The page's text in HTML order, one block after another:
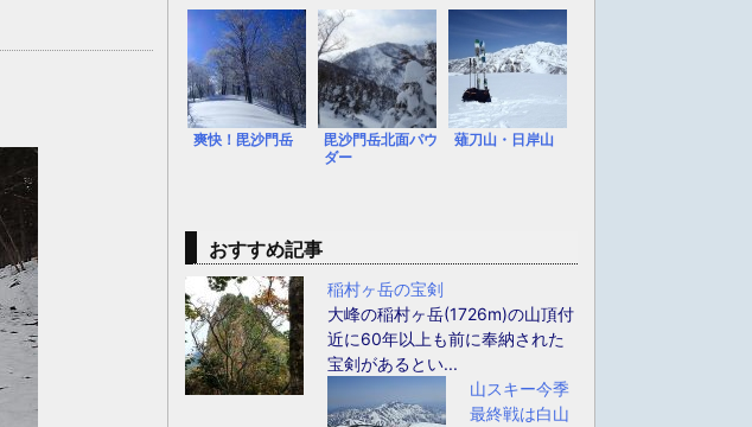
爽快！毘沙門岳
毘沙門岳北面パウ
ダー
薙刀山・日岸山
おすすめ記事
稲村ヶ岳の宝剣
大峰の稲村ヶ岳(1726m)の山頂付
近に60年以上も前に奉納された
宝剣があるとい...
山スキー今季
最終戦は白山